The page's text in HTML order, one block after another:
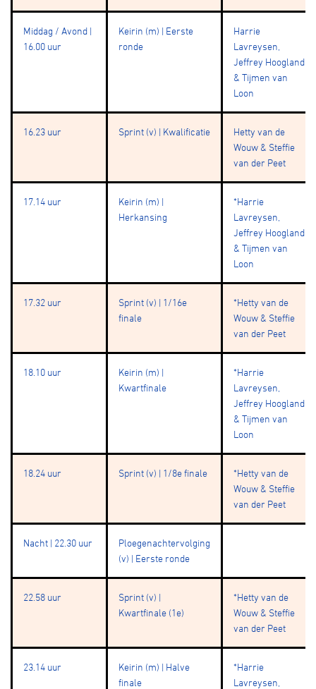
Middag / Avond |
16.00 uur
Keirin (m) | Eerste
ronde
Harrie
Lavreysen,
Jeffrey Hoogland
& Tijmen van
Loon
16.23 uur Sprint (v) | Kwalificatie
Hetty van de
Wouw & Steffie
van der Peet
17.14 uur
Keirin (m) |
Herkansing
*Harrie
Lavreysen,
Jeffrey Hoogland
& Tijmen van
Loon
17.32 uur
Sprint (v) | 1/16e
finale
*Hetty van de
Wouw & Steffie
van der Peet
18.10 uur
Keirin (m) |
Kwartfinale
*Harrie
Lavreysen,
Jeffrey Hoogland
& Tijmen van
Loon
18.24 uur Sprint (v) | 1/8e finale
*Hetty van de
Wouw & Steffie
van der Peet
Nacht | 22.30 uur
Ploegenachtervolging
(v) | Eerste ronde
22.58 uur
Sprint (v) |
Kwartfinale (1e)
*Hetty van de
Wouw & Steffie
van der Peet
23.14 uur
Keirin (m) | Halve
finale
*Harrie
Lavreysen,